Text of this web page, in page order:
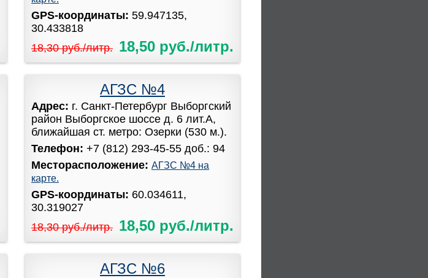
GPS-координаты: 59.947135,
30.433818
18,30 руб./литр. 18,50 руб./литр.
АГЗС №4
Адрес: г. Санкт-Петербург Выборгский
район Выборгское шоссе д. 6 лит.А,
ближайшая ст. метро: Озерки (530 м.).
Телефон: +7 (812) 293-45-55 доб.: 94
Месторасположение: АГЗС №4 на
карте.
GPS-координаты: 60.034611,
30.319027
18,30 руб./литр. 18,50 руб./литр.
АГЗС №6